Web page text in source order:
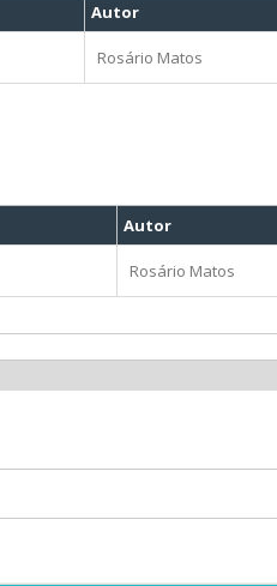
Autor
Rosário Matos
Autor
Rosário Matos